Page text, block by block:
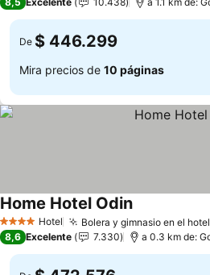
De $ 446.299
Mira precios de 10 páginas
4 EstrellasHotel Bolera y gimnasio en el hotel
Home Hotel OdinVer precios
8,6 Excelente 7.330 a 0.3 km de: